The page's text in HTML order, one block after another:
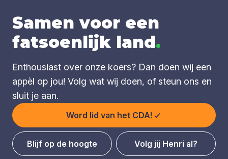
Samen voor een
fatsoenlijk land.
Enthousiast over onze koers? Dan doen wij een
appèl op jou! Volg wat wij doen, of steun ons en
sluit je aan.
Word lid van het CDA!
Blijf op de hoogte Volg jij Henri al?